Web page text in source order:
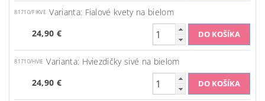
81710/FIKVE Varianta: Fialové kvety na bielom
24,90 €
81710/HVIE Varianta: Hviezdičky sivé na bielom
24,90 €